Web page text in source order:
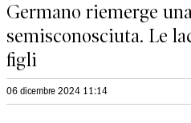
Germano riemerge
semisconosciuta. Le
figli
06 dicembre 2024 11:14